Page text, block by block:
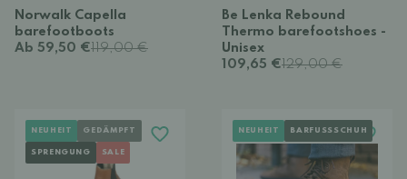
Norwalk Capella
barefootboots
Ab 59,50 €119,00 €
Be Lenka Rebound
Thermo barefootshoes -
Unisex
109,65 €129,00 €
NEUHEIT GEDÄMPFT
SPRENGUNG SALE
NEUHEIT BARFUSSSCHUH